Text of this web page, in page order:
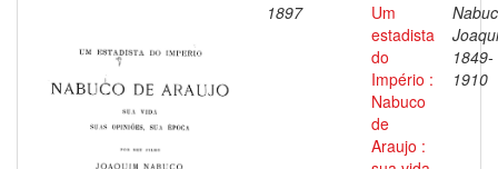
1897
Um
estadista
do
Império :
Nabuco
de
Araujo :
1849-
1910